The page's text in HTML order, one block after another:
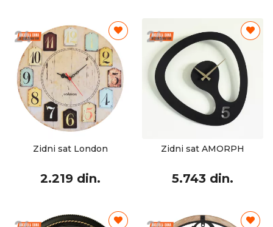
Zidni sat London
2.219 din.
Zidni sat AMORPH
5.743 din.